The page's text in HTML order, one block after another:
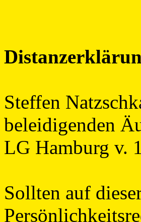
Steffen
beleidigenden
LG Hamburg v.
Sollten auf